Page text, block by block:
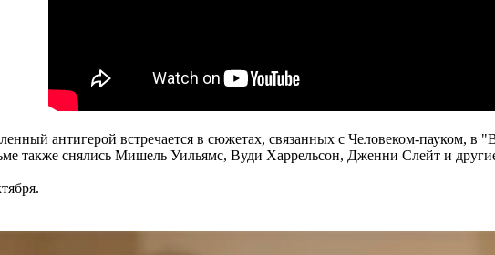
антигерой встречается в сюжетах, связанных с Человеком-пауком, в
также снялись Мишель Уильямс, Вуди Харрельсон, Дженни Слейт и